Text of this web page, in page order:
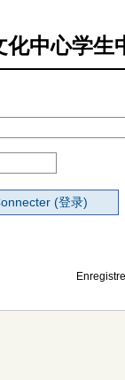
化中心学生